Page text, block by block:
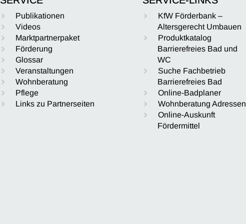
Publikationen
Videos
Marktpartnerpaket
Förderung
Glossar
Veranstaltungen
Wohnberatung
Pflege
Links zu Partnerseiten
KfW Förderbank –
Altersgerecht Umbauen
Produktkatalog
Barrierefreies Bad und
WC
Suche Fachbetrieb
Barrierefreies Bad
Online-Badplaner
Wohnberatung Adressen
Online-Auskunft
Fördermittel